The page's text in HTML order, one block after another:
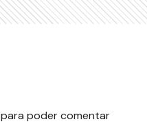
para poder comentar